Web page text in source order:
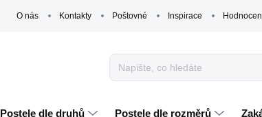
O nás Kontakty Poštovné Inspirace
Postele dle druhů Postele dle rozměrů